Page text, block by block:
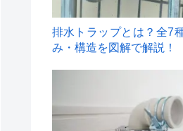
排水トラップとは？全7
み・構造を図解で解説！